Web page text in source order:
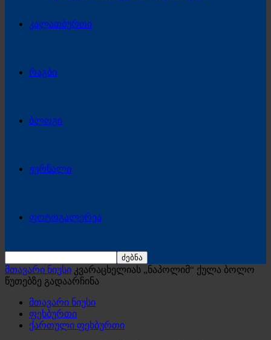
კალათბურთი
რაგბი
ბლოგი
ჟურნალი
ფოტოგალერეა
მთავარი ნიუსი კვარაცხელიას „ნაპოლიმ“ ქულა ბოლო
წუთებზე გადაარჩინა
მთავარი ნიუსი
ფეხბურთი
ქართული ფეხბურთი